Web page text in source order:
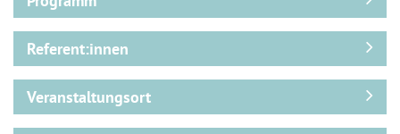
Referent:innen
Veranstaltungsort